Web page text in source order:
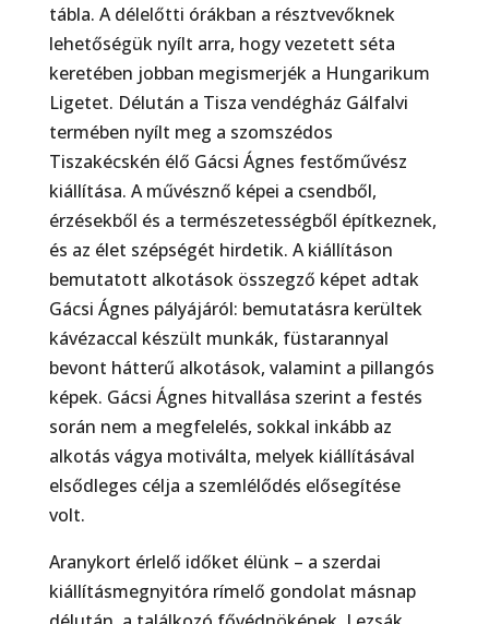
tábla. A délelőtti órákban a résztvevőknek
lehetőségük nyílt arra, hogy vezetett séta
keretében jobban megismerjék a Hungarikum
Ligetet. Délután a Tisza vendégház Gálfalvi
termében nyílt meg a szomszédos
Tiszakécskén élő Gácsi Ágnes festőmű­vész
kiállítása. A művésznő képei a csendből,
érzésekből és a természetességből építkeznek,
és az élet szépségét hirdetik. A kiállításon
bemutatott alkotások összegző képet adtak
Gácsi Ágnes pályá­járól: bemutatásra kerültek
kávézaccal készült munkák, füstarannyal
bevont hátterű alkotások, vala­mint a pillangós
képek. Gácsi Ágnes hitvallása szerint a festés
során nem a megfelelés, sokkal in­kább az
alkotás vágya motiválta, melyek kiállításával
elsődleges célja a szemlélődés elősegítése
volt.
Aranykort érlelő időket élünk – a szerdai
kiállításmegnyitóra rímelő gondolat másnap